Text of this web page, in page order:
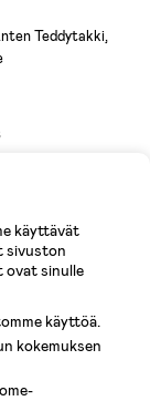
Teddytakki,
käyttävät
sivuston
ovat sinulle
käyttöä.
kokemuksen